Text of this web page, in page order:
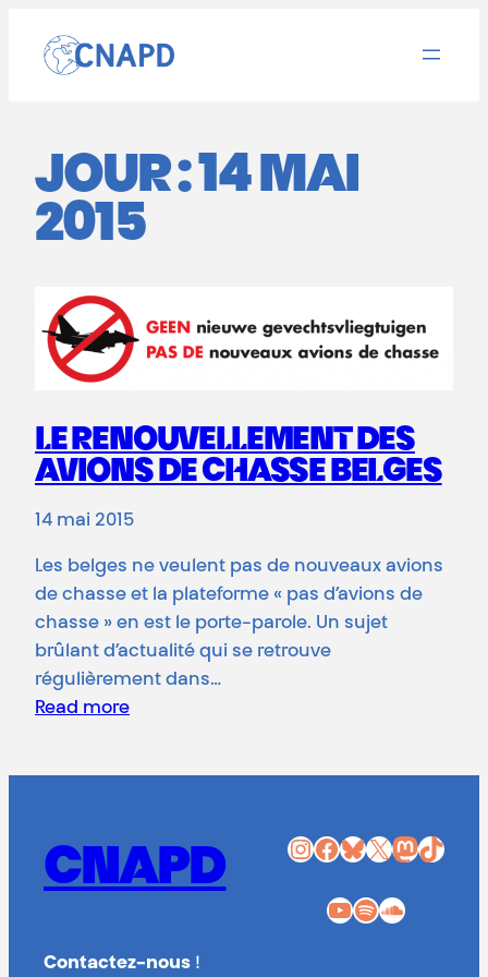
contenu
JOUR :14 MAI
2015
LE RENOUVELLEMENT DES
AVIONS DE CHASSE BELGES
14 mai 2015
Les belges ne veulent pas de nouveaux avions
de chasse et la plateforme « pas d’avions de
chasse » en est le porte-parole. Un sujet
brûlant d’actualité qui se retrouve
régulièrement dans…
Read more
CNAPD InstagramFacebook Bluesky X Mastodon TikTok
YouTube Spotify SoundCloud
Contactez-nous !